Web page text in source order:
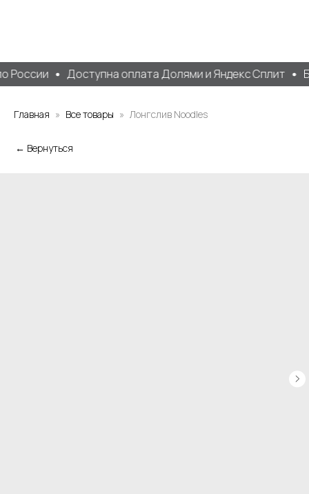
России Доступна оплата Долями и Яндекс Сплит
Главная Все товары Лонгслив Noodles
← Вернуться